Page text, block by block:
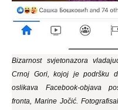
Bizarnost svjetonazora
Crnoj Gori, kojoj je podršku
oslikava Facebook-objava
fronta, Marine Jočić.